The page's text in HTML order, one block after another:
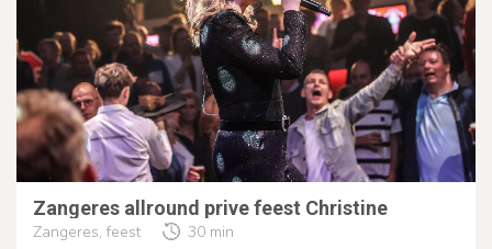
Zangeres allround prive feest Christine
Zangeres, feest 30 min